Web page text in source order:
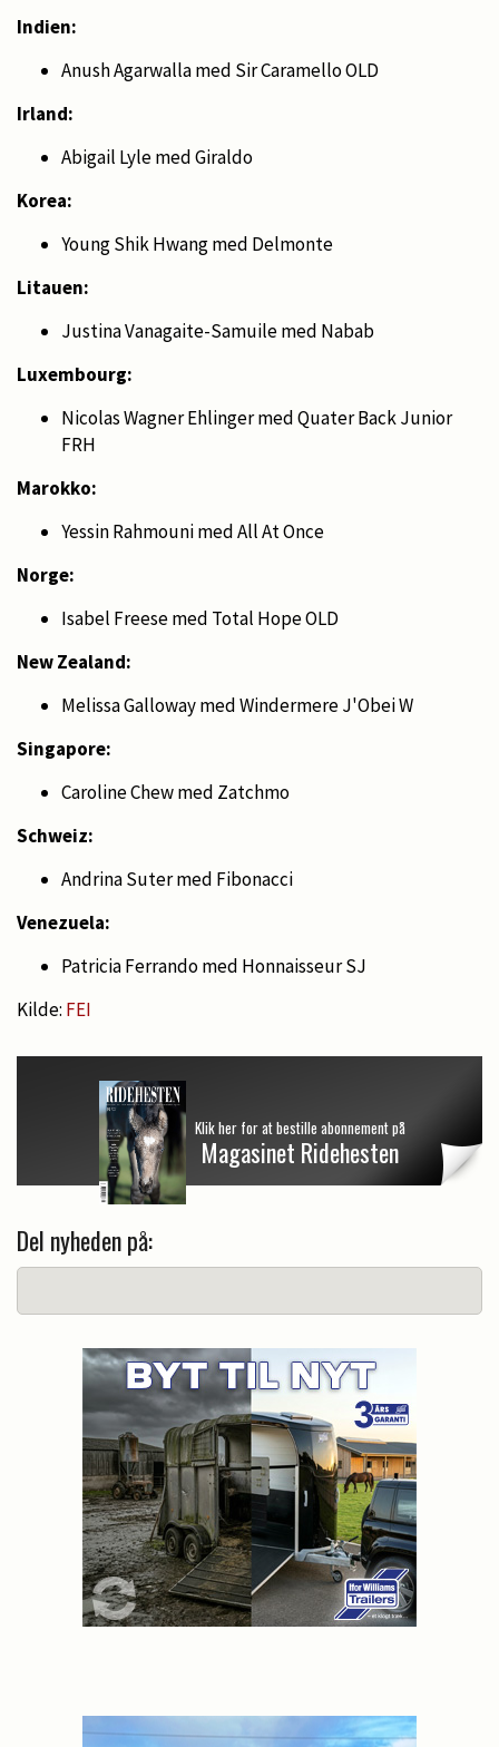
Indien:
Anush Agarwalla med Sir Caramello OLD
Irland:
Abigail Lyle med Giraldo
Korea:
Young Shik Hwang med Delmonte
Litauen:
Justina Vanagaite-Samuile med Nabab
Luxembourg:
Nicolas Wagner Ehlinger med Quater Back Junior
FRH
Marokko:
Yessin Rahmouni med All At Once
Norge:
Isabel Freese med Total Hope OLD
New Zealand:
Melissa Galloway med Windermere J'Obei W
Singapore:
Caroline Chew med Zatchmo
Schweiz:
Andrina Suter med Fibonacci
Venezuela:
Patricia Ferrando med Honnaisseur SJ
Kilde: FEI
Klik her for at bestille abonnement på
Magasinet Ridehesten
Del nyheden på: